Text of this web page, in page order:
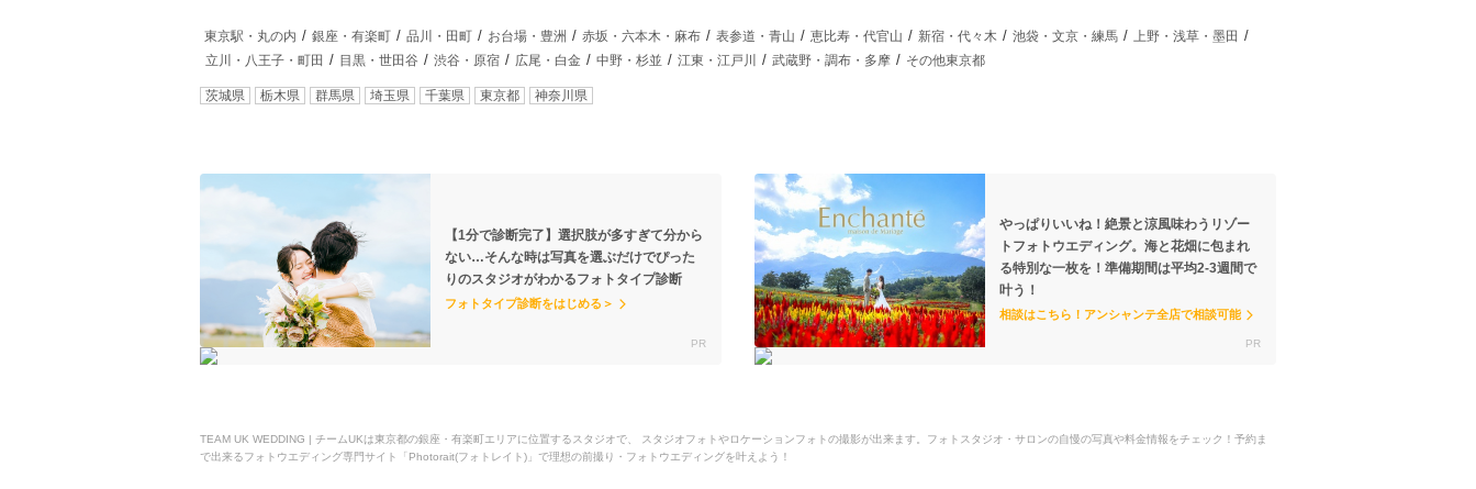
東京駅・丸の内 銀座・有楽町 品川・田町 お台場・豊洲 赤坂・六本木・麻布 表参道・青山 恵比寿・代官山 新宿・代々木 池袋・文京・練馬
上野・浅草・墨田
立川・八王子・町田
目黒・世田谷 渋谷・原宿 広尾・白金 中野・杉並 江東・江戸川 武蔵野・調布・多摩 その他東京都
茨城県 栃木県 群馬県 埼玉県 千葉県 東京都 神奈川県
【1分で診断完了】選択肢が多すぎて分から
ない…そんな時は写真を選ぶだけでぴった
りのスタジオがわかるフォトタイプ診断
フォトタイプ診断をはじめる＞
やっぱりいいね！絶景と涼風味わうリゾー
トフォトウエディング。海と花畑に包まれ
る特別な一枚を！準備期間は平均2-3週間で
叶う！
相談はこちら！アンシャンテ全店で相談可能
TEAM UK WEDDING | チームUKは東京都の銀座・有楽町エリアに位置するスタジオで、 スタジオフォトやロケーションフォトの撮影が出来ます。フォトスタジオ・サロンの自慢の写真や料金情報をチェック！予約ま
で出来るフォトウエディング専門サイト「Photorait(フォトレイト)」で理想の前撮り・フォトウエディングを叶えよう！